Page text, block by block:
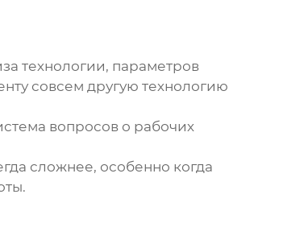
технологии, параметров
совсем другую технологию
вопросов о рабочих
сложнее, особенно когда